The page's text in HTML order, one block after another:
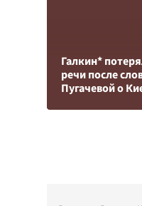
Галкин*
речи после
Пугачевой о